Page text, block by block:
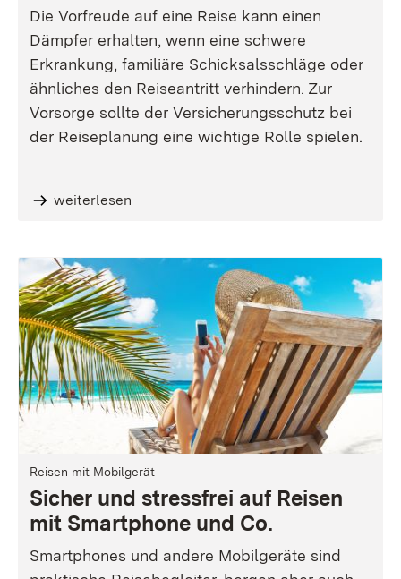
Die Vorfreude auf eine Reise kann einen
Dämpfer erhalten, wenn eine schwere
Erkrankung, familiäre Schicksalsschläge oder
ähnliches den Reiseantritt verhindern. Zur
Vorsorge sollte der Versicherungsschutz bei
der Reiseplanung eine wichtige Rolle spielen.
weiterlesen
Reisen mit Mobilgerät
Sicher und stressfrei auf Reisen
mit Smartphone und Co.
Smartphones und andere Mobilgeräte sind